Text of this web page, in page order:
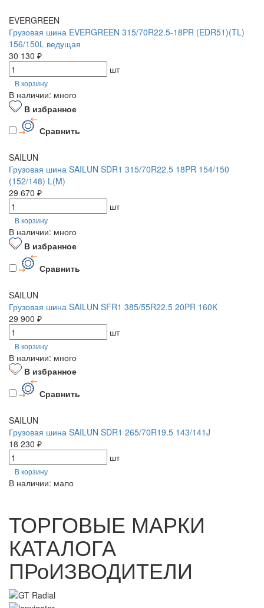
EVERGREEN
Грузовая шина EVERGREEN 315/70R22.5-18PR (EDR51)(TL)
156/150L ведущая
30 130 ₽
шт
В корзину
В наличии: много
В избранное
Сравнить
SAILUN
Грузовая шина SAILUN SDR1 315/70R22.5 18PR 154/150
(152/148) L(M)
29 670 ₽
шт
В корзину
В наличии: много
В избранное
Сравнить
SAILUN
Грузовая шина SAILUN SFR1 385/55R22.5 20PR 160K
29 900 ₽
шт
В корзину
В наличии: много
В избранное
Сравнить
SAILUN
Грузовая шина SAILUN SDR1 265/70R19.5 143/141J
18 230 ₽
шт
В корзину
В наличии: мало
ТОРГОВЫЕ МАРКИ
КАТАЛОГА
ПРоИЗВОДИТЕЛИ